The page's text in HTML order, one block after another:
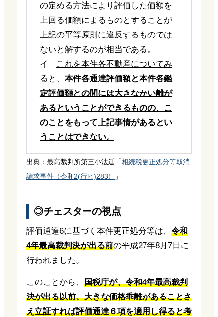
の定める方法により評価した価額を
上回る価額によるものとすることが
上記の平等原則に違反するものでは
ないと解するのが相当である。
イ
これを本件各不動産についてみ
ると、 本件各通達評価額と本件各鑑
定評価額との間には大きなかい離が
あるということができるものの、こ
のことをもって上記事情があるとい
うことはできない。
出典：最高裁判所第三小法廷「 相続税更正処分等取消
請求事件（令和2(行ヒ)283）
」
◎チェスターの視点
評価通達6に基づく本件更正処分等は、 令和
4年最高裁判決が出る前の平成27年8月7日に
行われました。
このことから、 国税庁が、令和4年最高裁判
決が出る以前、大きな価格乖離があることさ
え立証すれば評価通達６項を適用し得ると考